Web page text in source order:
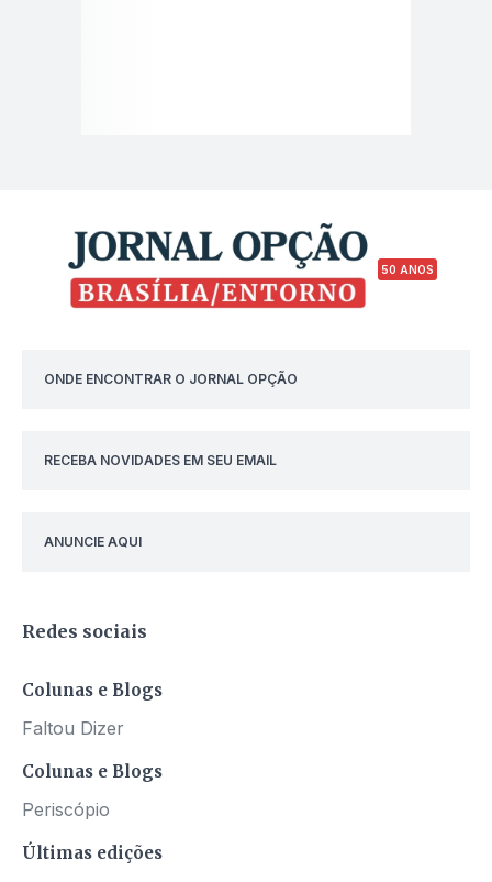
50 ANOS
ONDE ENCONTRAR O JORNAL OPÇÃO
RECEBA NOVIDADES EM SEU EMAIL
ANUNCIE AQUI
Redes sociais
Colunas e Blogs
Faltou Dizer
Colunas e Blogs
Periscópio
Últimas edições